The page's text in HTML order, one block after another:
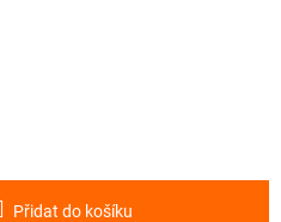
Přidat do košíku